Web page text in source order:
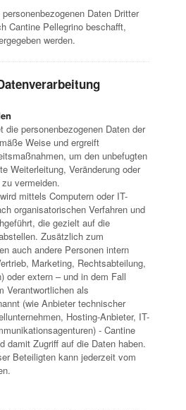
Daten Dritter
Cantine Pellegrino beschafft,
werden.
die personenbezogenen Daten der
Weise und ergreift
um den unbefugten
Weiterleitung, Veränderung oder
vermeiden.
mittels Computern oder IT-
organisatorischen Verfahren und
die gezielt auf die
Zusätzlich zum
auch andere Personen intern
Marketing, Rechtsabteilung,
oder extern – und in dem Fall
Verantwortlichen als
(wie Anbieter technischer
Hosting-Anbieter, IT-
- Cantine
damit Zugriff auf die Daten haben.
Beteiligten kann jederzeit vom